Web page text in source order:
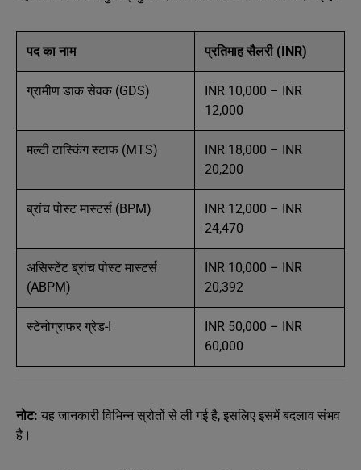
पद का नाम प्रतिमाह सैलरी (INR)
ग्रामीण डाक सेवक (GDS)
INR 10,000 – INR
12,000
मल्टी टास्किंग स्टाफ (MTS)
INR 18,000 – INR
20,200
ब्रांच पोस्ट मास्टर्स (BPM)
INR 12,000 – INR
24,470
असिस्टेंट ब्रांच पोस्ट मास्टर्स
(ABPM)
INR 10,000 – INR
20,392
स्टेनोग्राफर ग्रेड-I
INR 50,000 – INR
60,000
नोट: यह जानकारी विभिन्न स्रोतों से ली गई है, इसलिए इसमें बदलाव संभव
है।